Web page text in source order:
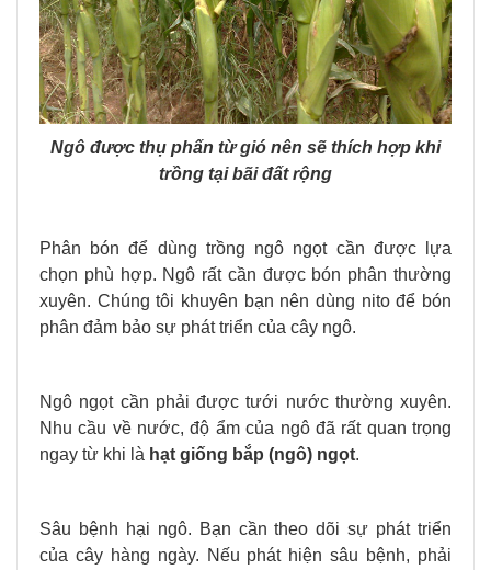
Ngô được thụ phấn từ gió nên sẽ thích hợp khi
trồng tại bãi đất rộng
Phân bón để dùng trồng ngô ngọt cần được lựa
chọn phù hợp. Ngô rất cần được bón phân thường
xuyên. Chúng tôi khuyên bạn nên dùng nito để bón
phân đảm bảo sự phát triển của cây ngô.
Ngô ngọt cần phải được tưới nước thường xuyên.
Nhu cầu về nước, độ ẩm của ngô đã rất quan trọng
ngay từ khi là hạt giống bắp (ngô) ngọt.
Sâu bệnh hại ngô. Bạn cần theo dõi sự phát triển
của cây hàng ngày. Nếu phát hiện sâu bệnh, phải